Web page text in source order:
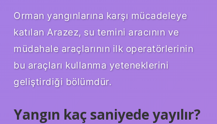
Orman yangınlarına karşı mücadeleye
katılan Arazez, su temini aracının ve
müdahale araçlarının ilk operatörlerinin
bu araçları kullanma yeteneklerini
geliştirdiği bölümdür.
Yangın kaç saniyede yayılır?